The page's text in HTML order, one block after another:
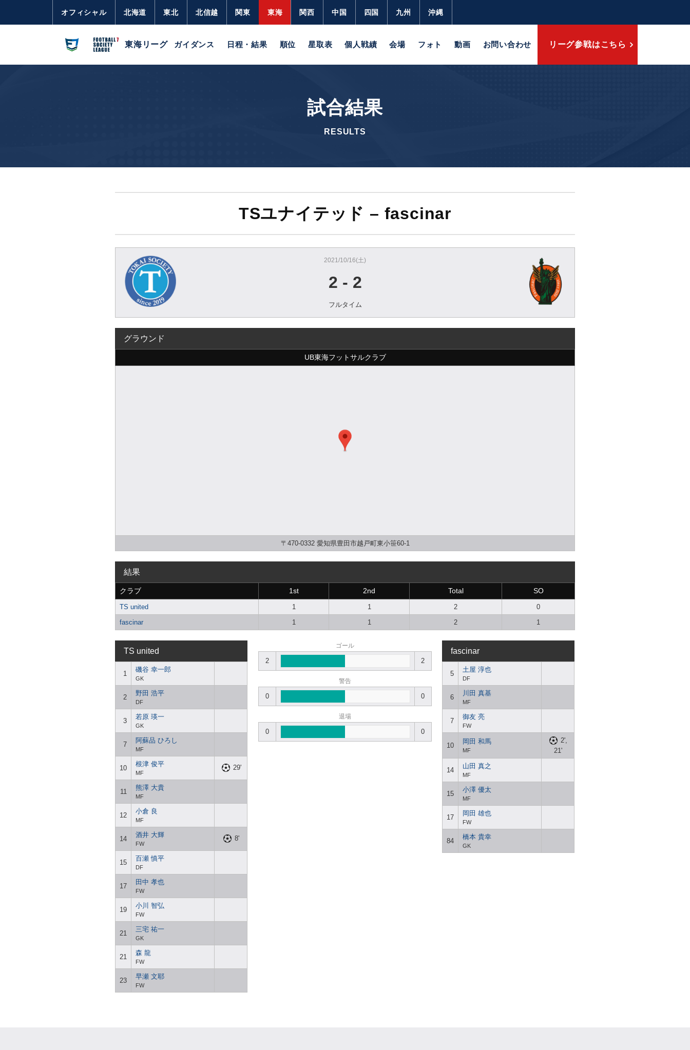
オフィシャル 北海道 東北 北信越 関東 東海 関西 中国 四国 九州 沖縄
東海リーグ ガイダンス 日程・結果 順位 星取表 個人戦績 会場 フォト 動画 お問い合わせ リーグ参戦はこちら
試合結果
RESULTS
TSユナイテッド – fascinar
2021/10/16(土)
2 - 2
フルタイム
グラウンド
UB東海フットサルクラブ
〒470-0332 愛知県豊田市越戸町東小笹60-1
結果
クラブ 1st 2nd Total SO
TS united 1 1 2
0
fascinar
1 1 2 1
TS united
1
磯谷 幸一郎
GK
2
野田 浩平
DF
3
若原 瑛一
GK
7
阿蘇品 ひろし
MF
10
根津 俊平
MF
29'
11
熊澤 大貴
MF
12
小倉 良
MF
14
酒井 大輝
FW
8'
15
百瀬 慎平
DF
17
田中 孝也
FW
19
小川 智弘
FW
21
三宅 祐一
GK
21
森 龍
FW
23
早瀬 文耶
FW
fascinar
5
土屋 淳也
DF
6
川田 真基
MF
7
御友 亮
FW
10
岡田 和馬
MF
2',
21'
14
山田 真之
MF
15
小澤 優太
MF
17
岡田 雄也
FW
84
橋本 貴幸
GK
ゴール
2 2
警告
0 0
退場
0 0